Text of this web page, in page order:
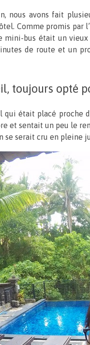
nous avons fait
Comme promis
mini-bus était un
de route et un
toujours opté
qui était placé
et sentait un peu le
se serait cru en pleine